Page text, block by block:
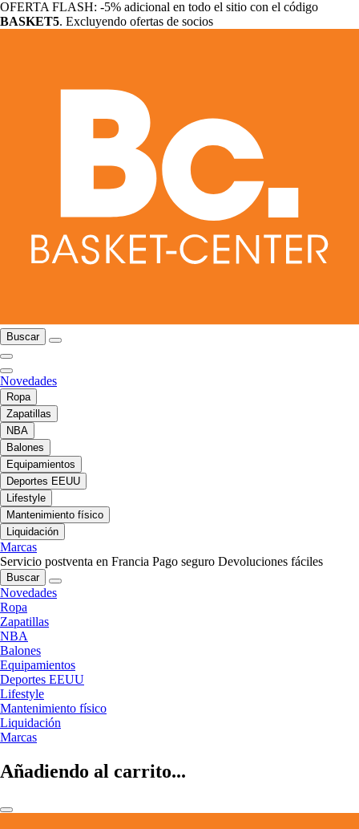
OFERTA FLASH: -5% adicional en todo el sitio con el código
BASKET5. Excluyendo ofertas de socios
Buscar
Novedades
Ropa
Zapatillas
NBA
Balones
Equipamientos
Deportes EEUU
Lifestyle
Mantenimiento físico
Liquidación
Marcas
Servicio postventa en Francia Pago seguro Devoluciones fáciles
Buscar
Novedades
Ropa
Zapatillas
NBA
Balones
Equipamientos
Deportes EEUU
Lifestyle
Mantenimiento físico
Liquidación
Marcas
Añadiendo al carrito...